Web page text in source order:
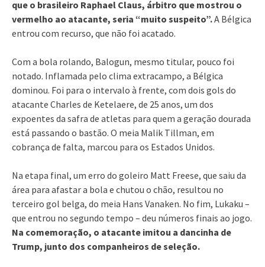
que o brasileiro Raphael Claus, árbitro que mostrou o
vermelho ao atacante, seria “muito suspeito”.A Bélgica
entrou com recurso, que não foi acatado.
Com a bola rolando, Balogun, mesmo titular, pouco foi
notado. Inflamada pelo clima extracampo, a Bélgica
dominou. Foi para o intervalo à frente, com dois gols do
atacante Charles de Ketelaere, de 25 anos, um dos
expoentes da safra de atletas para quem a geração dourada
está passando o bastão. O meia Malik Tillman, em
cobrança de falta, marcou para os Estados Unidos.
Na etapa final, um erro do goleiro Matt Freese, que saiu da
área para afastar a bola e chutou o chão, resultou no
terceiro gol belga, do meia Hans Vanaken. No fim, Lukaku –
que entrou no segundo tempo – deu números finais ao jogo.
Na comemoração, o atacante imitou a dancinha de
Trump, junto dos companheiros de seleção.